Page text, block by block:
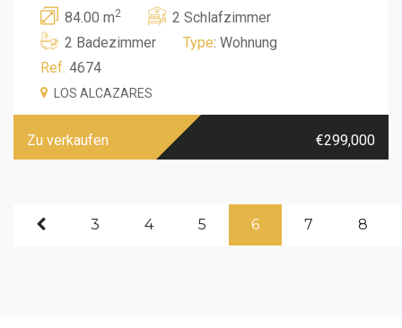
84.00 m2
2 Schlafzimmer
2 Badezimmer
Type: Wohnung
Ref. 4674
LOS ALCAZARES
Zu verkaufen €299,000
3 4 5 6 7 8